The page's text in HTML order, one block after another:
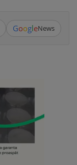
GoogleNews